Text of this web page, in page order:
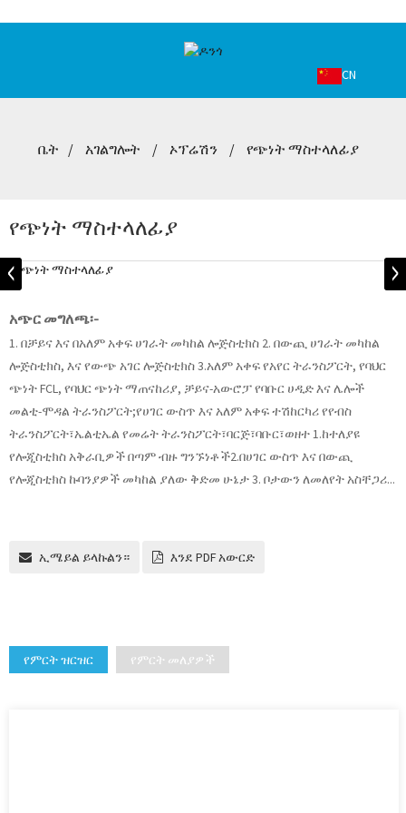
CN
ቤት አገልግሎት ኦፕሬሽን የጭነት ማስተላለፊያ
የጭነት ማስተላለፊያ
አጭር መግለጫ፡-
1. በቻይና እና በአለም አቀፍ ሀገራት መካከል ሎጅስቲክስ 2. በውጪ ሀገራት መካከል
ሎጅስቲክስ, እና የውጭ አገር ሎጅስቲክስ 3.አለም አቀፍ የአየር ትራንስፖርት, የባህር
ጭነት FCL, የባህር ጭነት ማጠናከሪያ, ቻይና-አውሮፓ የባቡር ሀዲድ እና ሌሎች
መልቲ-ሞዳል ትራንስፖርት;የሀገር ውስጥ እና አለም አቀፍ ተሽከርካሪ የየብስ
ትራንስፖርት፣ኤልቲኤል የመሬት ትራንስፖርት፣ባርጅ፣ባቡር፣ወዘተ 1.ከተለያዩ
የሎጂስቲክስ አቅራቢዎች በጣም ብዙ ግንኙነቶች2.በሀገር ውስጥ እና በውጪ
የሎጂስቲክስ ኩባንያዎች መካከል ያለው ቅድመ ሁኔታ 3. ቦታውን ለመለየት አስቸጋሪ...
ኢሜይል ይላኩልን። እንደ PDF አውርድ
የምርት ዝርዝር የምርት መለያዎች